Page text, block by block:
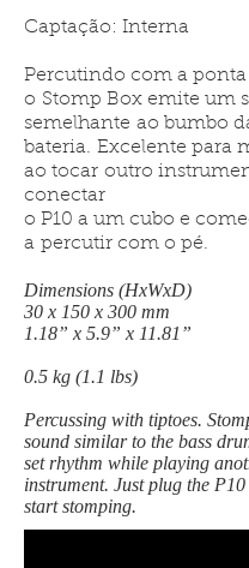
Captação: Interna
Percutindo com a ponta
o Stomp Box emite um
semelhante ao bumbo
bateria. Excelente para
ao tocar outro
conectar
o P10 a um cubo e
a percutir com o pé.
Dimensions (HxWxD)
30 x 150 x 300 mm
1.18” x 5.9” x 11.81”
0.5 kg (1.1 lbs)
Percussing with tiptoes.
sound similar to the bass
set rhythm while playing
instrument. Just plug the
start stomping.